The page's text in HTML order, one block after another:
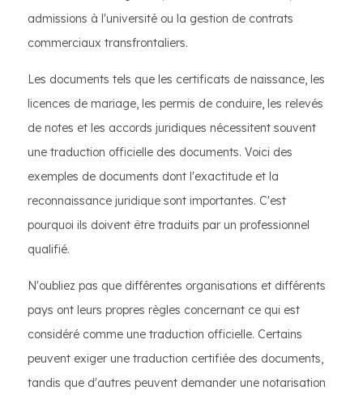
admissions à l'université ou la gestion de contrats
commerciaux transfrontaliers.
Les documents tels que les certificats de naissance, les
licences de mariage, les permis de conduire, les relevés
de notes et les accords juridiques nécessitent souvent
une traduction officielle des documents. Voici des
exemples de documents dont l'exactitude et la
reconnaissance juridique sont importantes. C'est
pourquoi ils doivent être traduits par un professionnel
qualifié.
N'oubliez pas que différentes organisations et différents
pays ont leurs propres règles concernant ce qui est
considéré comme une traduction officielle. Certains
peuvent exiger une traduction certifiée des documents,
tandis que d'autres peuvent demander une notarisation